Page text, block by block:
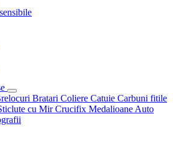
Bratari Coliere Catuie Carbuni fitile
cu MirCrucifix Medalioane Auto